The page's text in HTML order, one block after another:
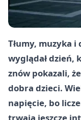
Tłumy, muzyka
wyglądał dzień,
znów pokazali,
dobra dzieci.
napięcie, bo